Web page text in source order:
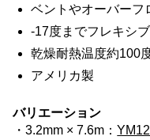
ベントやオーバーフ
-17度までフレキシ
乾燥耐熱温度約100
アメリカ製
バリエーション
・3.2mm × 7.6m：